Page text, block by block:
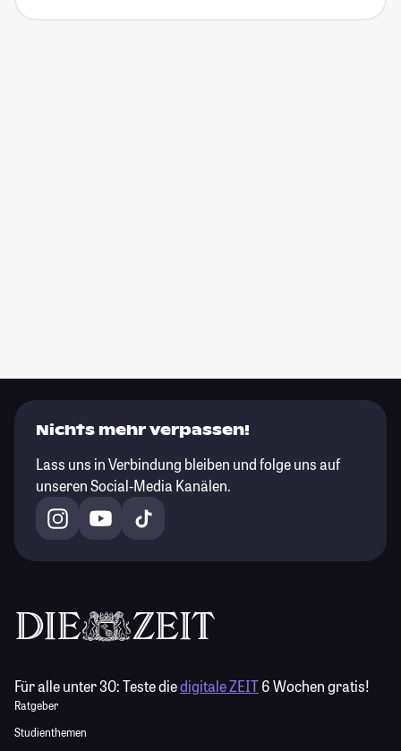
Nichts mehr verpassen!
Lass uns in Verbindung bleiben und folge uns auf
unseren Social-Media Kanälen.
Für alle unter 30:Teste diedigitale ZEIT6 Wochen gratis!
Ratgeber
Studienthemen